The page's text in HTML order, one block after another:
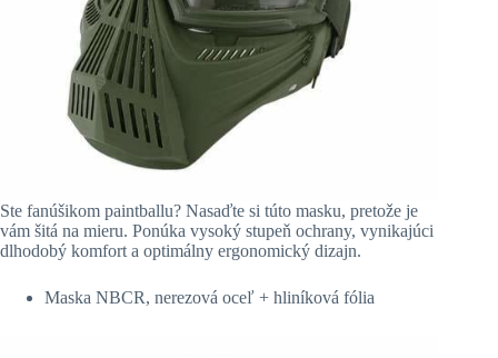
Ste fanúšikom paintballu? Nasaďte si túto masku, pretože je
vám šitá na mieru. Ponúka vysoký stupeň ochrany, vynikajúci
dlhodobý komfort a optimálny ergonomický dizajn.
Maska NBCR, nerezová oceľ + hliníková fólia